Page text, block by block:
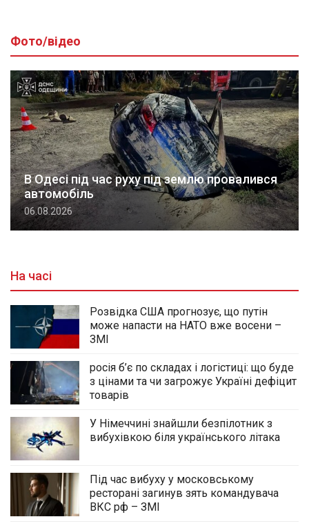
Фото/відео
В Одесі під час руху під землю провалився
автомобіль
06.08.2026
На часі
Розвідка США прогнозує, що путін
може напасти на НАТО вже восени –
ЗМІ
росія б’є по складах і логістиці: що буде
з цінами та чи загрожує Україні дефіцит
товарів
У Німеччині знайшли безпілотник з
вибухівкою біля українського літака
Під час вибуху у московському
ресторані загинув зять командувача
ВКС рф – ЗМІ